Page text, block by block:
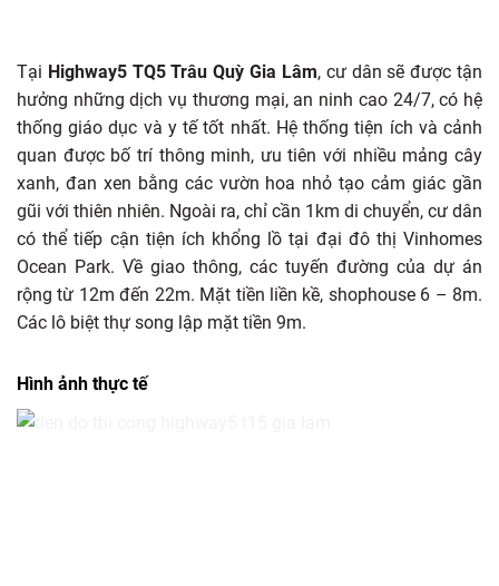
Tại Highway5 TQ5 Trâu Quỳ Gia Lâm, cư dân sẽ được tận
hưởng những dịch vụ thương mại, an ninh cao 24/7, có hệ
thống giáo dục và y tế tốt nhất. Hệ thống tiện ích và cảnh
quan được bố trí thông minh, ưu tiên với nhiều mảng cây
xanh, đan xen bằng các vườn hoa nhỏ tạo cảm giác gần
gũi với thiên nhiên. Ngoài ra, chỉ cần 1km di chuyển, cư dân
có thể tiếp cận tiện ích khổng lồ tại đại đô thị Vinhomes
Ocean Park. Về giao thông, các tuyến đường của dự án
rộng từ 12m đến 22m. Mặt tiền liền kề, shophouse 6 – 8m.
Các lô biệt thự song lập mặt tiền 9m.
Hình ảnh thực tế